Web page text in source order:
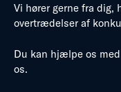
Vi hører gerne fra dig,
overtrædelser af
Du kan hjælpe os
os.